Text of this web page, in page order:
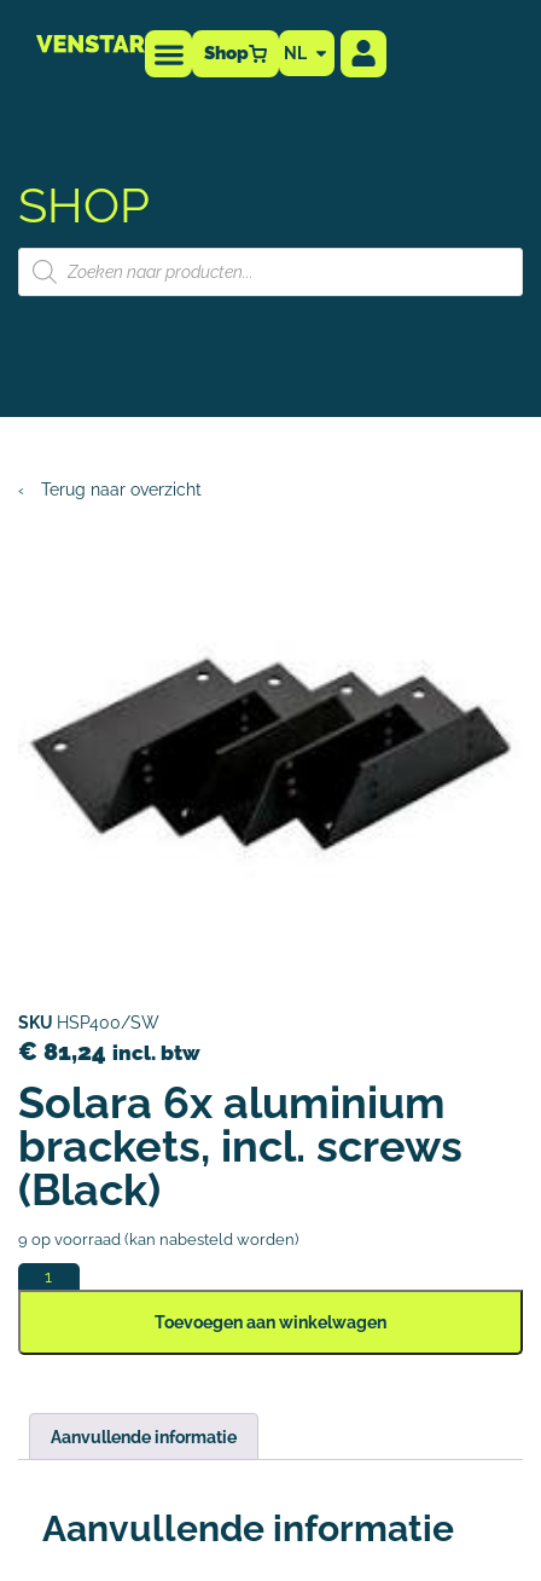
Shop NL
SHOP
‹ Terug naar overzicht
SKU HSP400/SW
€ 81,24 incl. btw
Solara 6x aluminium
brackets, incl. screws
(Black)
9 op voorraad (kan nabesteld worden)
Toevoegen aan winkelwagen
Aanvullende informatie
Aanvullende informatie